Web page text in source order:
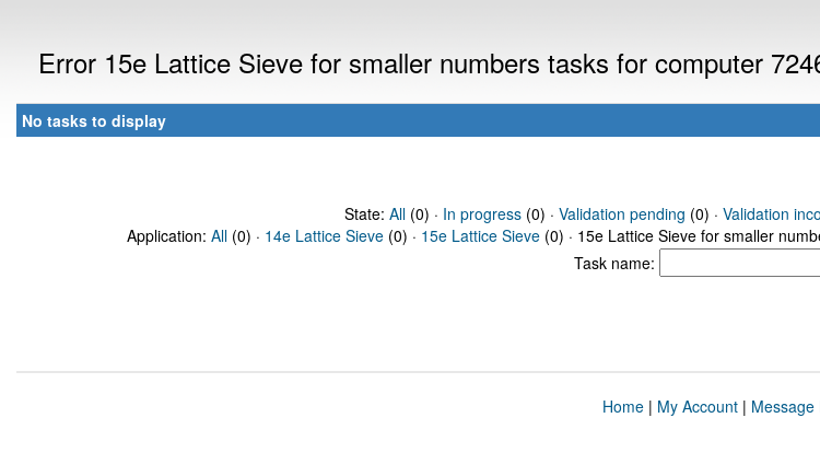
Error 15e Lattice Sieve for smaller numbers tasks for computer
No tasks to display
State: All(0) · In progress(0) · Validation pending (0) · Validation
Application: All (0) · 14e Lattice Sieve (0) · 15e Lattice Sieve (0) · 15e Lattice Sieve for smaller
Task name:
Home| My Account| Message